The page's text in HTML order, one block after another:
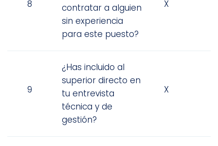
8
contratar a alguien
sin experiencia
para este puesto?
X
9
¿Has incluido al
superior directo en
tu entrevista
técnica y de
gestión?
X